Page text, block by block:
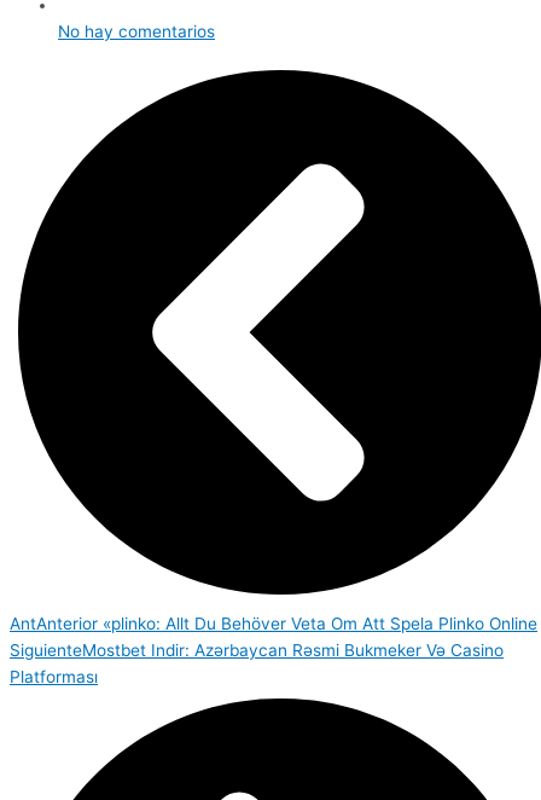
No hay comentarios
AntAnterior «plinko: Allt Du Behöver Veta Om Att Spela Plinko Online
SiguienteMostbet Indir: Azərbaycan Rəsmi Bukmeker Və Casino
Platforması